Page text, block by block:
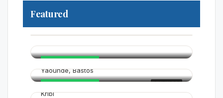
Featured250 000 000FCFA
90 000 000FCFA
A VENDRE
325 000 000FCFA
Yaoundé, Bastos
70 000FCFA
Kribi180 000FCFA